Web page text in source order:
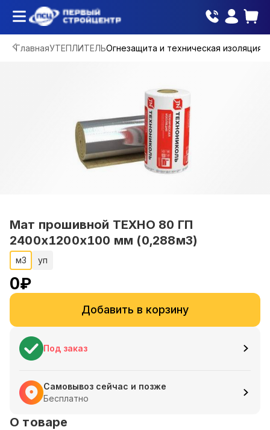
ГлавнаяУТЕПЛИТЕЛЬОгнезащита и техническая изоляция
Мат прошивной ТЕХНО 80 ГП
2400х1200х100 мм (0,288м3)
м3 уп
0₽
Добавить в корзину
Под заказ
Самовывоз сейчас и позже
Бесплатно
О товаре